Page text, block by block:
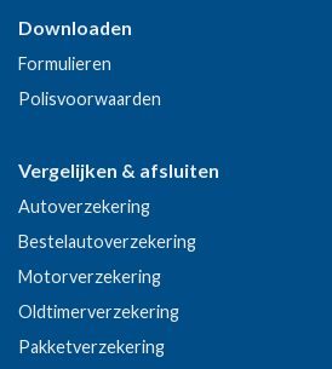
Downloaden
Formulieren
Polisvoorwaarden
Vergelijken & afsluiten
Autoverzekering
Bestelautoverzekering
Motorverzekering
Oldtimerverzekering
Pakketverzekering